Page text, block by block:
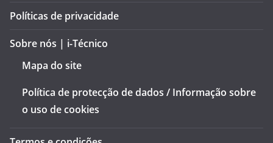
Políticas de privacidade
Sobre nós | i-Técnico
Mapa do site
Política de protecção de dados / Informação sobre
o uso de cookies